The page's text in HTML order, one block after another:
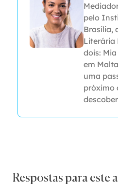
pelo
Brasília,
Literária
dois:
em
uma
próximo
Respostas para este